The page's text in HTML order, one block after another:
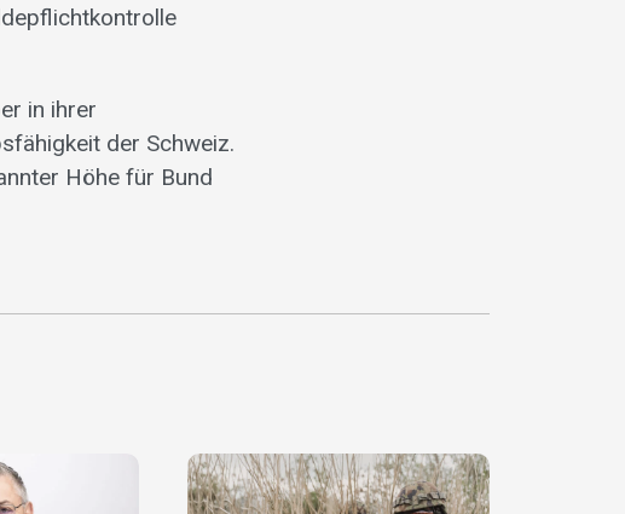
in ihrer
der Schweiz.
Höhe für Bund